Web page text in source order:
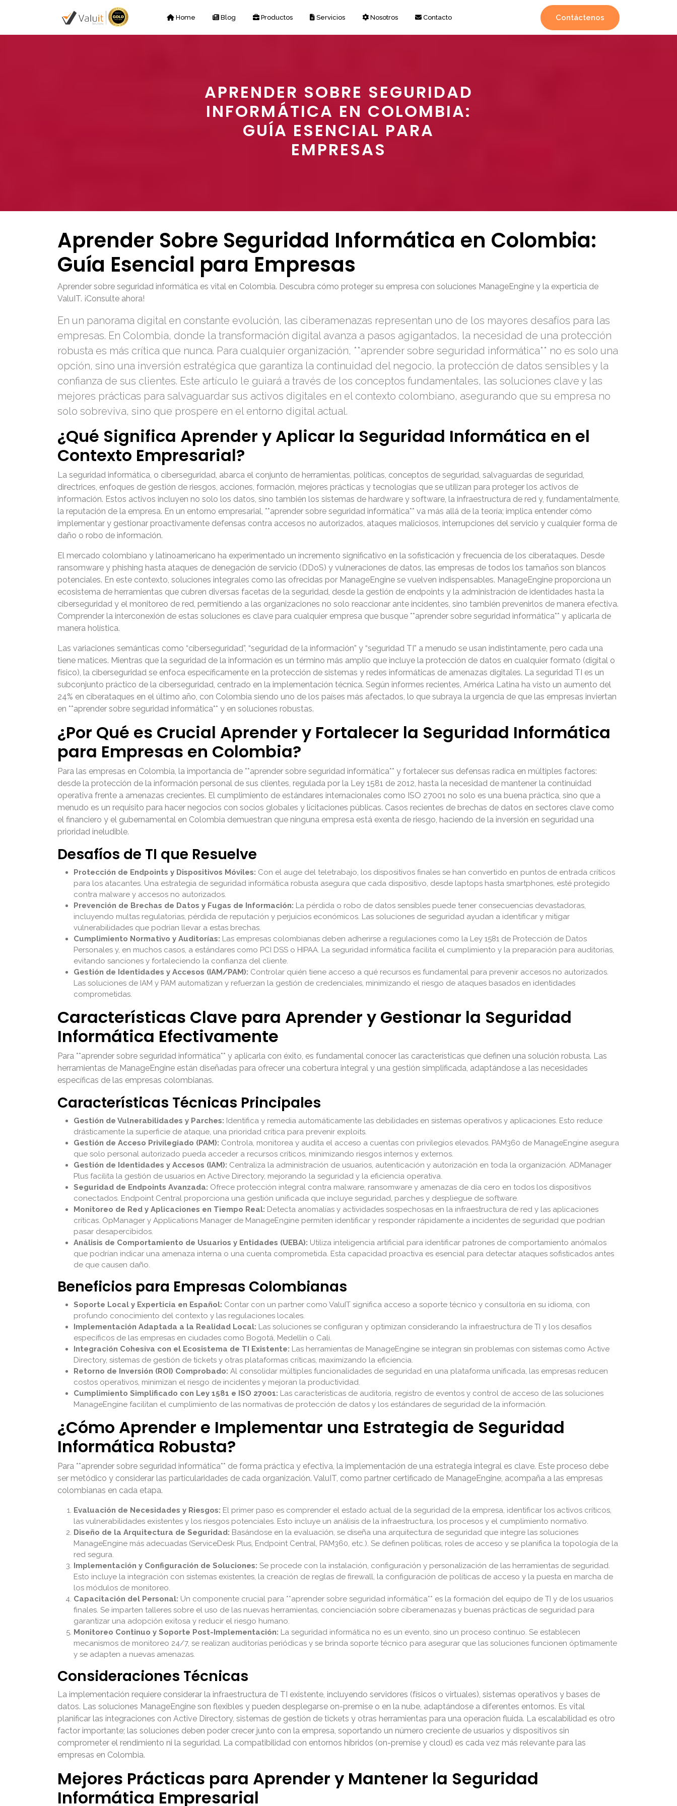
Home Blog Productos Servicios Nosotros Contacto Contáctenos
APRENDER SOBRE SEGURIDAD
INFORMÁTICA EN COLOMBIA:
GUÍA ESENCIAL PARA
EMPRESAS
Aprender Sobre Seguridad Informática en Colombia:
Guía Esencial para Empresas
Aprender sobre seguridad informática es vital en Colombia. Descubra cómo proteger su empresa con soluciones ManageEngine y la experticia de
ValuIT. ¡Consulte ahora!
En un panorama digital en constante evolución, las ciberamenazas representan uno de los mayores desafíos para las
empresas. En Colombia, donde la transformación digital avanza a pasos agigantados, la necesidad de una protección
robusta es más crítica que nunca. Para cualquier organización, **aprender sobre seguridad informática** no es solo una
opción, sino una inversión estratégica que garantiza la continuidad del negocio, la protección de datos sensibles y la
confianza de sus clientes. Este artículo le guiará a través de los conceptos fundamentales, las soluciones clave y las
mejores prácticas para salvaguardar sus activos digitales en el contexto colombiano, asegurando que su empresa no
solo sobreviva, sino que prospere en el entorno digital actual.
¿Qué Significa Aprender y Aplicar la Seguridad Informática en el
Contexto Empresarial?
La seguridad informática, o ciberseguridad, abarca el conjunto de herramientas, políticas, conceptos de seguridad, salvaguardas de seguridad,
directrices, enfoques de gestión de riesgos, acciones, formación, mejores prácticas y tecnologías que se utilizan para proteger los activos de
información. Estos activos incluyen no solo los datos, sino también los sistemas de hardware y software, la infraestructura de red y, fundamentalmente,
la reputación de la empresa. En un entorno empresarial, **aprender sobre seguridad informática** va más allá de la teoría; implica entender cómo
implementar y gestionar proactivamente defensas contra accesos no autorizados, ataques maliciosos, interrupciones del servicio y cualquier forma de
daño o robo de información.
El mercado colombiano y latinoamericano ha experimentado un incremento significativo en la sofisticación y frecuencia de los ciberataques. Desde
ransomware y phishing hasta ataques de denegación de servicio (DDoS) y vulneraciones de datos, las empresas de todos los tamaños son blancos
potenciales. En este contexto, soluciones integrales como las ofrecidas por ManageEngine se vuelven indispensables. ManageEngine proporciona un
ecosistema de herramientas que cubren diversas facetas de la seguridad, desde la gestión de endpoints y la administración de identidades hasta la
ciberseguridad y el monitoreo de red, permitiendo a las organizaciones no solo reaccionar ante incidentes, sino también prevenirlos de manera efectiva.
Comprender la interconexión de estas soluciones es clave para cualquier empresa que busque **aprender sobre seguridad informática** y aplicarla de
manera holística.
Las variaciones semánticas como “ciberseguridad”, “seguridad de la información” y “seguridad TI” a menudo se usan indistintamente, pero cada una
tiene matices. Mientras que la seguridad de la información es un término más amplio que incluye la protección de datos en cualquier formato (digital o
físico), la ciberseguridad se enfoca específicamente en la protección de sistemas y redes informáticas de amenazas digitales. La seguridad TI es un
subconjunto práctico de la ciberseguridad, centrado en la implementación técnica. Según informes recientes, América Latina ha visto un aumento del
24% en ciberataques en el último año, con Colombia siendo uno de los países más afectados, lo que subraya la urgencia de que las empresas inviertan
en **aprender sobre seguridad informática** y en soluciones robustas.
¿Por Qué es Crucial Aprender y Fortalecer la Seguridad Informática
para Empresas en Colombia?
Para las empresas en Colombia, la importancia de **aprender sobre seguridad informática** y fortalecer sus defensas radica en múltiples factores:
desde la protección de la información personal de sus clientes, regulada por la Ley 1581 de 2012, hasta la necesidad de mantener la continuidad
operativa frente a amenazas crecientes. El cumplimiento de estándares internacionales como ISO 27001 no solo es una buena práctica, sino que a
menudo es un requisito para hacer negocios con socios globales y licitaciones públicas. Casos recientes de brechas de datos en sectores clave como
el financiero y el gubernamental en Colombia demuestran que ninguna empresa está exenta de riesgo, haciendo de la inversión en seguridad una
prioridad ineludible.
Desafíos de TI que Resuelve
Protección de Endpoints y Dispositivos Móviles: Con el auge del teletrabajo, los dispositivos finales se han convertido en puntos de entrada críticos
para los atacantes. Una estrategia de seguridad informática robusta asegura que cada dispositivo, desde laptops hasta smartphones, esté protegido
contra malware y accesos no autorizados.
Prevención de Brechas de Datos y Fugas de Información: La pérdida o robo de datos sensibles puede tener consecuencias devastadoras,
incluyendo multas regulatorias, pérdida de reputación y perjuicios económicos. Las soluciones de seguridad ayudan a identificar y mitigar
vulnerabilidades que podrían llevar a estas brechas.
Cumplimiento Normativo y Auditorías: Las empresas colombianas deben adherirse a regulaciones como la Ley 1581 de Protección de Datos
Personales y, en muchos casos, a estándares como PCI DSS o HIPAA. La seguridad informática facilita el cumplimiento y la preparación para auditorías,
evitando sanciones y fortaleciendo la confianza del cliente.
Gestión de Identidades y Accesos (IAM/PAM): Controlar quién tiene acceso a qué recursos es fundamental para prevenir accesos no autorizados.
Las soluciones de IAM y PAM automatizan y refuerzan la gestión de credenciales, minimizando el riesgo de ataques basados en identidades
comprometidas.
Características Clave para Aprender y Gestionar la Seguridad
Informática Efectivamente
Para **aprender sobre seguridad informática** y aplicarla con éxito, es fundamental conocer las características que definen una solución robusta. Las
herramientas de ManageEngine están diseñadas para ofrecer una cobertura integral y una gestión simplificada, adaptándose a las necesidades
específicas de las empresas colombianas.
Características Técnicas Principales
Gestión de Vulnerabilidades y Parches: Identifica y remedia automáticamente las debilidades en sistemas operativos y aplicaciones. Esto reduce
drásticamente la superficie de ataque, una prioridad crítica para prevenir exploits.
Gestión de Acceso Privilegiado (PAM): Controla, monitorea y audita el acceso a cuentas con privilegios elevados. PAM360 de ManageEngine asegura
que solo personal autorizado pueda acceder a recursos críticos, minimizando riesgos internos y externos.
Gestión de Identidades y Accesos (IAM): Centraliza la administración de usuarios, autenticación y autorización en toda la organización. ADManager
Plus facilita la gestión de usuarios en Active Directory, mejorando la seguridad y la eficiencia operativa.
Seguridad de Endpoints Avanzada: Ofrece protección integral contra malware, ransomware y amenazas de día cero en todos los dispositivos
conectados. Endpoint Central proporciona una gestión unificada que incluye seguridad, parches y despliegue de software.
Monitoreo de Red y Aplicaciones en Tiempo Real: Detecta anomalías y actividades sospechosas en la infraestructura de red y las aplicaciones
críticas. OpManager y Applications Manager de ManageEngine permiten identificar y responder rápidamente a incidentes de seguridad que podrían
pasar desapercibidos.
Análisis de Comportamiento de Usuarios y Entidades (UEBA): Utiliza inteligencia artificial para identificar patrones de comportamiento anómalos
que podrían indicar una amenaza interna o una cuenta comprometida. Esta capacidad proactiva es esencial para detectar ataques sofisticados antes
de que causen daño.
Beneficios para Empresas Colombianas
Soporte Local y Experticia en Español: Contar con un partner como ValuIT significa acceso a soporte técnico y consultoría en su idioma, con
profundo conocimiento del contexto y las regulaciones locales.
Implementación Adaptada a la Realidad Local: Las soluciones se configuran y optimizan considerando la infraestructura de TI y los desafíos
específicos de las empresas en ciudades como Bogotá, Medellín o Cali.
Integración Cohesiva con el Ecosistema de TI Existente: Las herramientas de ManageEngine se integran sin problemas con sistemas como Active
Directory, sistemas de gestión de tickets y otras plataformas críticas, maximizando la eficiencia.
Retorno de Inversión (ROI) Comprobado: Al consolidar múltiples funcionalidades de seguridad en una plataforma unificada, las empresas reducen
costos operativos, minimizan el riesgo de incidentes y mejoran la productividad.
Cumplimiento Simplificado con Ley 1581 e ISO 27001: Las características de auditoría, registro de eventos y control de acceso de las soluciones
ManageEngine facilitan el cumplimiento de las normativas de protección de datos y los estándares de seguridad de la información.
¿Cómo Aprender e Implementar una Estrategia de Seguridad
Informática Robusta?
Para **aprender sobre seguridad informática** de forma práctica y efectiva, la implementación de una estrategia integral es clave. Este proceso debe
ser metódico y considerar las particularidades de cada organización. ValuIT, como partner certificado de ManageEngine, acompaña a las empresas
colombianas en cada etapa.
Evaluación de Necesidades y Riesgos: El primer paso es comprender el estado actual de la seguridad de la empresa, identificar los activos críticos,
las vulnerabilidades existentes y los riesgos potenciales. Esto incluye un análisis de la infraestructura, los procesos y el cumplimiento normativo.
Diseño de la Arquitectura de Seguridad: Basándose en la evaluación, se diseña una arquitectura de seguridad que integre las soluciones
ManageEngine más adecuadas (ServiceDesk Plus, Endpoint Central, PAM360, etc.). Se definen políticas, roles de acceso y se planifica la topología de la
red segura.
Implementación y Configuración de Soluciones: Se procede con la instalación, configuración y personalización de las herramientas de seguridad.
Esto incluye la integración con sistemas existentes, la creación de reglas de firewall, la configuración de políticas de acceso y la puesta en marcha de
los módulos de monitoreo.
Capacitación del Personal: Un componente crucial para **aprender sobre seguridad informática** es la formación del equipo de TI y de los usuarios
finales. Se imparten talleres sobre el uso de las nuevas herramientas, concienciación sobre ciberamenazas y buenas prácticas de seguridad para
garantizar una adopción exitosa y reducir el riesgo humano.
Monitoreo Continuo y Soporte Post-Implementación: La seguridad informática no es un evento, sino un proceso continuo. Se establecen
mecanismos de monitoreo 24/7, se realizan auditorías periódicas y se brinda soporte técnico para asegurar que las soluciones funcionen óptimamente
y se adapten a nuevas amenazas.
Consideraciones Técnicas
La implementación requiere considerar la infraestructura de TI existente, incluyendo servidores (físicos o virtuales), sistemas operativos y bases de
datos. Las soluciones ManageEngine son flexibles y pueden desplegarse on-premise o en la nube, adaptándose a diferentes entornos. Es vital
planificar las integraciones con Active Directory, sistemas de gestión de tickets y otras herramientas para una operación fluida. La escalabilidad es otro
factor importante; las soluciones deben poder crecer junto con la empresa, soportando un número creciente de usuarios y dispositivos sin
comprometer el rendimiento ni la seguridad. La compatibilidad con entornos híbridos (on-premise y cloud) es cada vez más relevante para las
empresas en Colombia.
Mejores Prácticas para Aprender y Mantener la Seguridad
Informática Empresarial